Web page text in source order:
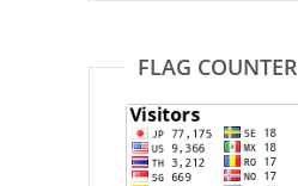
FLAG COUNTER